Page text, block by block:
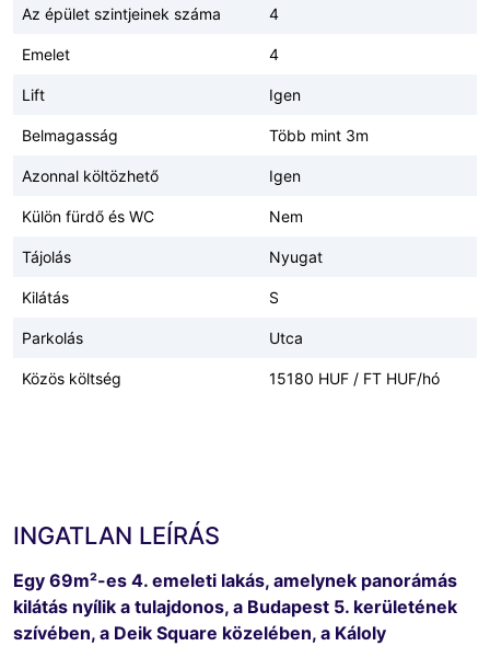
Az épület szintjeinek száma 4
Emelet 4
Lift Igen
Belmagasság Több mint 3m
Azonnal költözhető Igen
Külön fürdő és WC Nem
Tájolás Nyugat
Kilátás S
Parkolás Utca
Közös költség 15180 HUF / FT HUF/hó
INGATLAN LEÍRÁS
Egy 69m²-es 4. emeleti lakás, amelynek panorámás
kilátás nyílik a tulajdonos, a Budapest 5. kerületének
szívében, a Deik Square közelében, a Káloly